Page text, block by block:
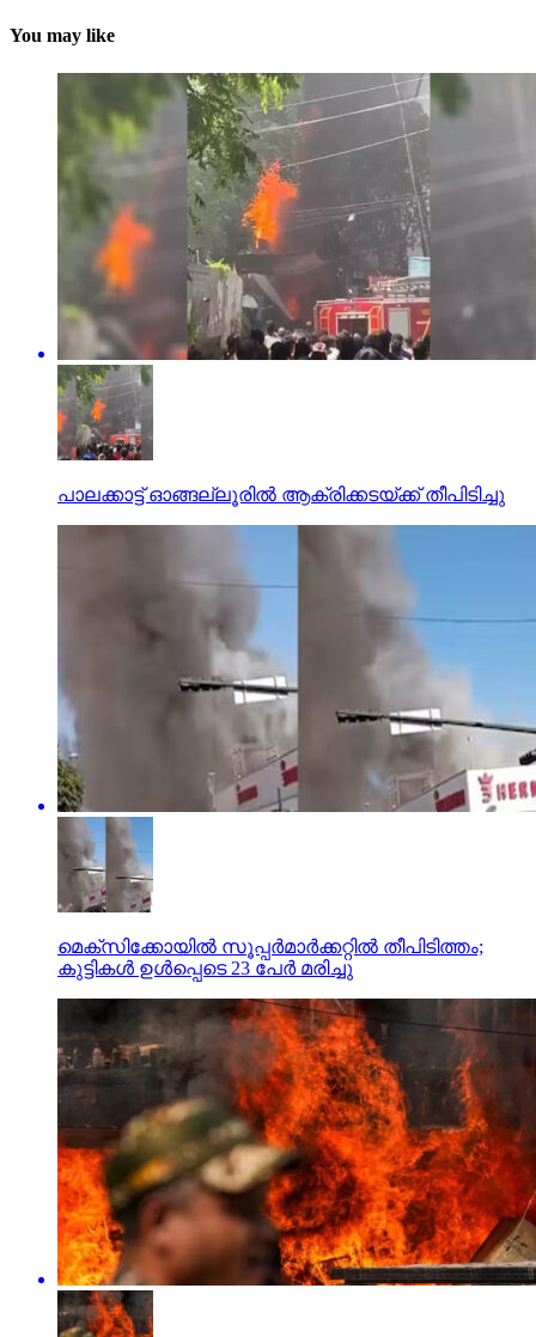
You may like
പാലക്കാട്ട് ഓങ്ങല്ലൂരില്‍ ആക്രിക്കടയ്ക്ക് തീപിടിച്ചു
മെക്‌സിക്കോയില്‍ സൂപ്പര്‍മാര്‍ക്കറ്റില്‍ തീപിടിത്തം;
കുട്ടികള്‍ ഉള്‍പ്പെടെ 23 പേര്‍ മരിച്ചു